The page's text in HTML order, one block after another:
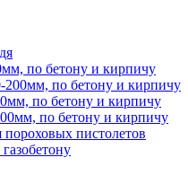
по бетону и кирпичу
200мм, по бетону и кирпичу
по бетону и кирпичу
по бетону и кирпичу
пистолетов